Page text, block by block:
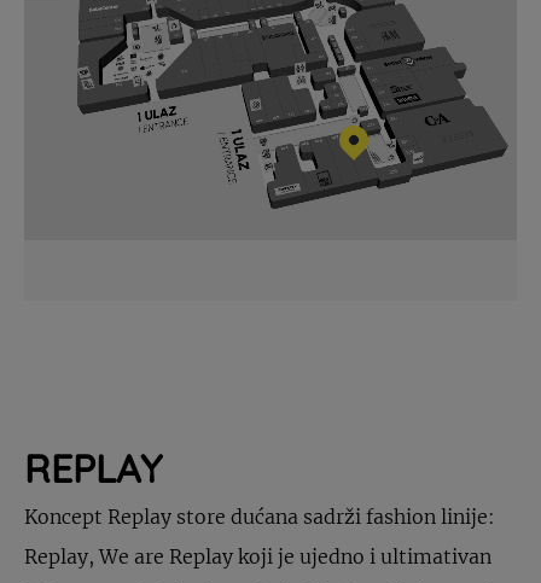
REPLAY
Koncept Replay store dućana sadrži fashion linije:
Replay, We are Replay koji je ujedno i ultimativan